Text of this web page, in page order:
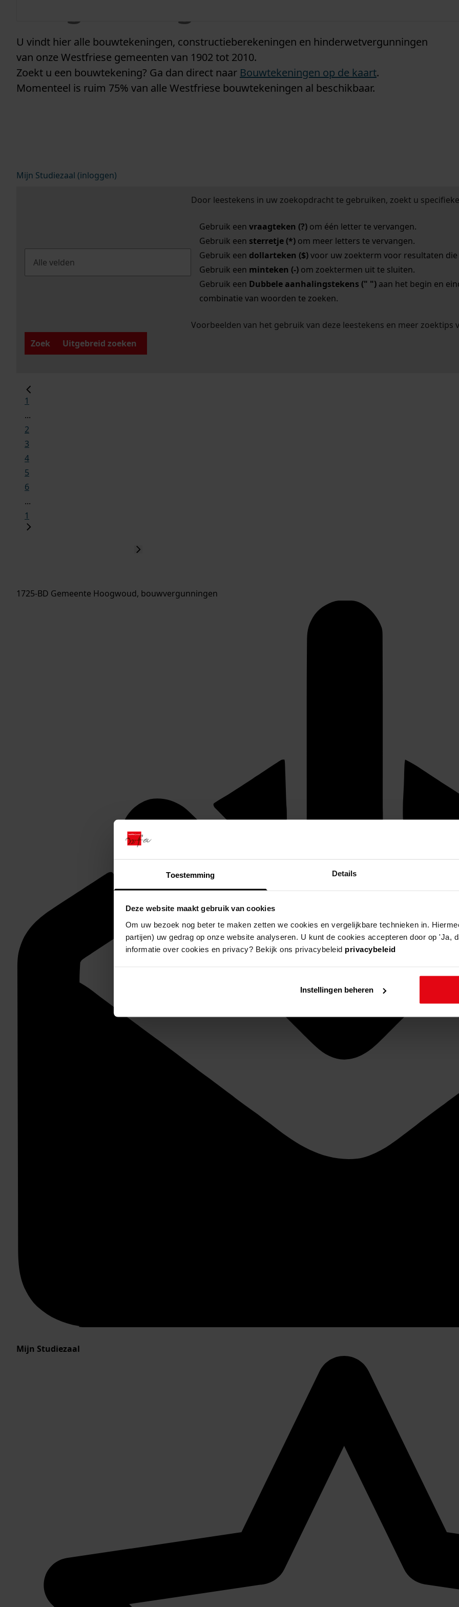
Toestemming Details
Deze website maakt gebruik van cookies
Om uw bezoek nog beter te maken zetten we cookies en vergelijkbare technieken in.
partijen) uw gedrag op onze website analyseren. U kunt de cookies accepteren door op 'Ja,
informatie over cookies en privacy? Bekijk ons privacybeleid privacybeleid
Instellingen beheren
U vindt hier alle bouwtekeningen, constructieberekeningen en hinderwetvergunningen
van onze Westfriese gemeenten van 1902 tot 2010.
Zoekt u een bouwtekening? Ga dan direct naar Bouwtekeningen op de kaart.
Momenteel is ruim 75% van alle Westfriese bouwtekeningen al beschikbaar.
Mijn Studiezaal (inloggen)
Door leestekens in uw zoekopdracht te gebruiken, zoekt u
Gebruik een vraagteken (?)om één letter te vervangen.
Gebruik een sterretje (*)om meer letters te vervangen.
Gebruik een dollarteken ($)voor uw zoekterm voor resultaten die
Gebruik een minteken (-)om zoektermen uit te sluiten.
Gebruik een Dubbele aanhalingstekens (" ")aan het begin en
combinatie van woorden te zoeken.
Voorbeelden van het gebruik van deze leestekens en meer zoektips
Zoek
Uitgebreid zoeken
1
...
2
3
4
5
6
...
1
1725-BD Gemeente Hoogwoud, bouwvergunningen
Mijn Studiezaal